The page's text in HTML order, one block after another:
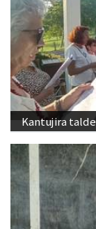
Kantujira